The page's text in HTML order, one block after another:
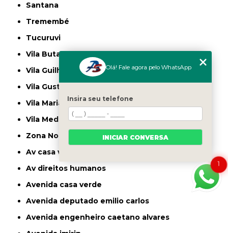
Santana
Tremembé
Tucuruvi
Vila Butantã
Vila Guilherme
Vila Gustavo
Vila Maria
Vila Medeiros
Zona Norte
av casa verde
av direitos humanos
avenida casa verde
avenida deputado emilio carlos
avenida engenheiro caetano alvares
1
Olá! Fale agora pelo WhatsApp
Insira seu telefone
INICIAR CONVERSA